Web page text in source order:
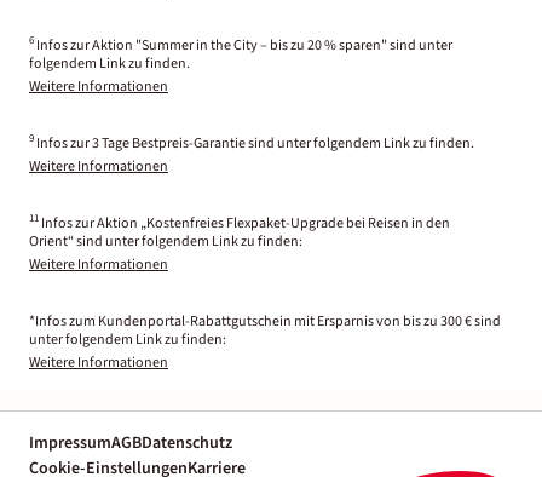
6 Infos zur Aktion "Summer in the City – bis zu 20 % sparen" sind unter
folgendem Link zu finden.
Weitere Informationen
9 Infos zur 3 Tage Bestpreis-Garantie sind unter folgendem Link zu finden.
Weitere Informationen
11 Infos zur Aktion „Kostenfreies Flexpaket-Upgrade bei Reisen in den
Orient“ sind unter folgendem Link zu finden:
Weitere Informationen
*Infos zum Kundenportal-Rabattgutschein mit Ersparnis von bis zu 300 € sind
unter folgendem Link zu finden:
Weitere Informationen
ImpressumAGBDatenschutz
Cookie-EinstellungenKarriere